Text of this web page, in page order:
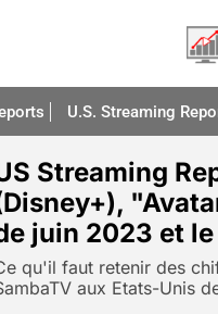
U.S. Streaming
Streaming
juin 2023 et
qu'il faut retenir des
aux Etats-Unis